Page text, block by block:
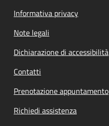
Informativa privacy
Note legali
Dichiarazione di accessibilità
Contatti
Prenotazione appuntamento
Richiedi assistenza